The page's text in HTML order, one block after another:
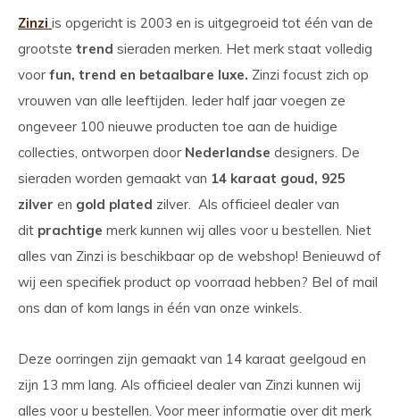
Zinzi is opgericht is 2003 en is uitgegroeid tot één van de
grootste trend sieraden merken. Het merk staat volledig
voor fun, trend en betaalbare luxe. Zinzi focust zich op
vrouwen van alle leeftijden. Ieder half jaar voegen ze
ongeveer 100 nieuwe producten toe aan de huidige
collecties, ontworpen door Nederlandse designers. De
sieraden worden gemaakt van 14 karaat goud, 925
zilver en gold plated zilver. Als officieel dealer van
dit prachtige merk kunnen wij alles voor u bestellen. Niet
alles van Zinzi is beschikbaar op de webshop! Benieuwd of
wij een specifiek product op voorraad hebben? Bel of mail
ons dan of kom langs in één van onze winkels.
Deze oorringen zijn gemaakt van 14 karaat geelgoud en
zijn 13 mm lang. Als officieel dealer van Zinzi kunnen wij
alles voor u bestellen. Voor meer informatie over dit merk